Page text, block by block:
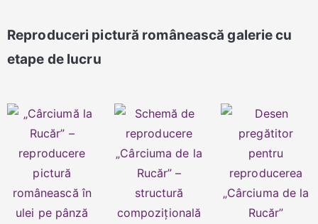
Reproduceri pictură românească galerie cu
etape de lucru